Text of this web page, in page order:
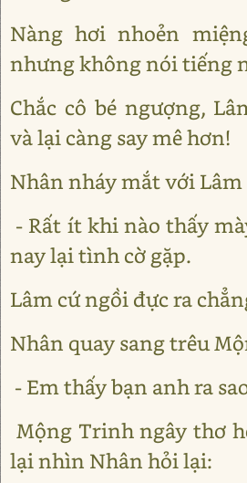
Nàng hơi nhoẻn
nhưng không nói tiếng
Chắc cô bé ngượng,
và lại càng say mê hơn!
Nhân nháy mắt với
- Rất ít khi nào thấy
nay lại tình cờ gặp.
Lâm cứ ngồi đực ra
Nhân quay sang trêu
- Em thấy bạn anh ra
Mộng Trinh ngây thơ
lại nhìn Nhân hỏi lại: